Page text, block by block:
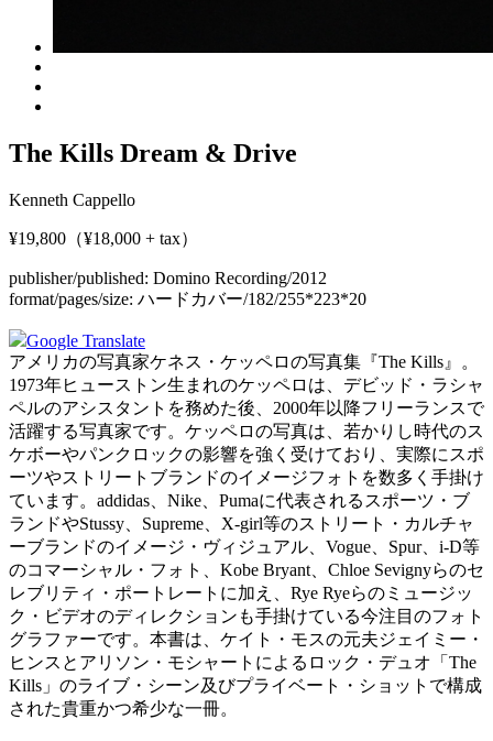
The Kills Dream & Drive
Kenneth Cappello
¥19,800（¥18,000 + tax）
publisher/published: Domino Recording/2012
format/pages/size: ハードカバー/182/255*223*20
Google Translate
アメリカの写真家ケネス・ケッペロの写真集『The Kills』。
1973年ヒューストン生まれのケッペロは、デビッド・ラシャ
ペルのアシスタントを務めた後、2000年以降フリーランスで
活躍する写真家です。ケッペロの写真は、若かりし時代のス
ケボーやパンクロックの影響を強く受けており、実際にスポ
ーツやストリートブランドのイメージフォトを数多く手掛け
ています。addidas、Nike、Pumaに代表されるスポーツ・ブ
ランドやStussy、Supreme、X-girl等のストリート・カルチャ
ーブランドのイメージ・ヴィジュアル、Vogue、Spur、i-D等
のコマーシャル・フォト、Kobe Bryant、Chloe Sevignyらのセ
レブリティ・ポートレートに加え、Rye Ryeらのミュージッ
ク・ビデオのディレクションも手掛けている今注目のフォト
グラファーです。本書は、ケイト・モスの元夫ジェイミー・
ヒンスとアリソン・モシャートによるロック・デュオ「The
Kills」のライブ・シーン及びプライベート・ショットで構成
された貴重かつ希少な一冊。